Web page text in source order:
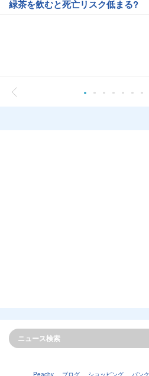
緑茶を飲むと死亡リスク低まる?